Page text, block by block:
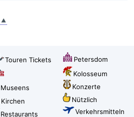
Touren Tickets
Museens
Kirchen
Restaurants
Petersdom
Kolosseum
Konzerte
Nützlich
Verkehrsmitteln